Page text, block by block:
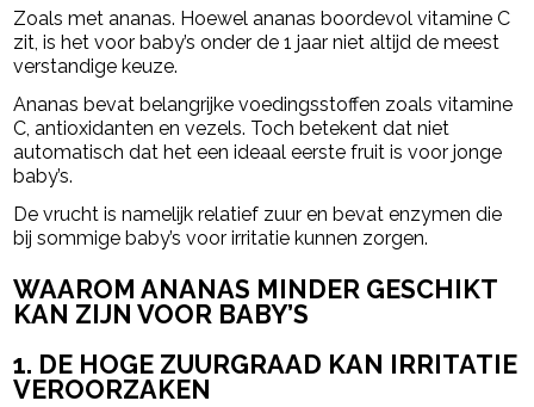
Zoals met ananas. Hoewel ananas boordevol vitamine C
zit, is het voor baby’s onder de 1 jaar niet altijd de meest
verstandige keuze.
Ananas bevat belangrijke voedingsstoffen zoals vitamine
C, antioxidanten en vezels. Toch betekent dat niet
automatisch dat het een ideaal eerste fruit is voor jonge
baby’s.
De vrucht is namelijk relatief zuur en bevat enzymen die
bij sommige baby’s voor irritatie kunnen zorgen.
WAAROM ANANAS MINDER GESCHIKT
KAN ZIJN VOOR BABY’S
1. DE HOGE ZUURGRAAD KAN IRRITATIE
VEROORZAKEN